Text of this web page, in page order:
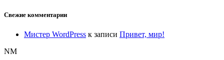
Свежие комментарии
Мистер WordPress к записи Привет, мир!
NM